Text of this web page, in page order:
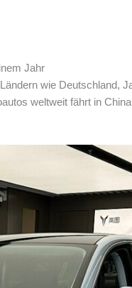
Jahr
wie Deutschland,
weltweit fährt in